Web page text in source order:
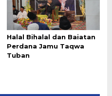
Halal Bihalal dan Baiatan
Perdana Jamu Taqwa
Tuban